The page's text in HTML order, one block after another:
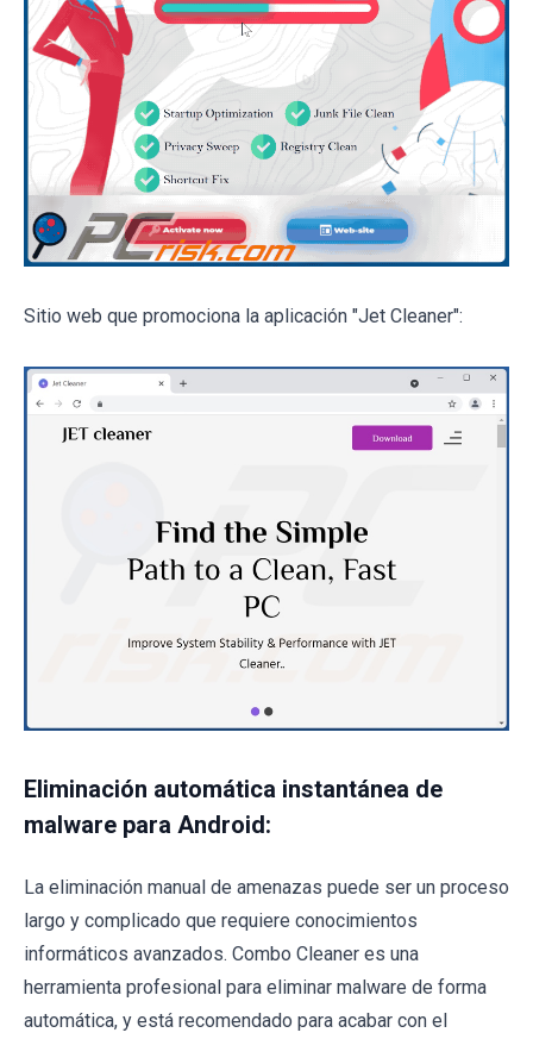
Sitio web que promociona la aplicación "Jet Cleaner":
Eliminación automática instantánea de
malware para Android:
La eliminación manual de amenazas puede ser un proceso
largo y complicado que requiere conocimientos
informáticos avanzados. Combo Cleaner es una
herramienta profesional para eliminar malware de forma
automática, y está recomendado para acabar con el